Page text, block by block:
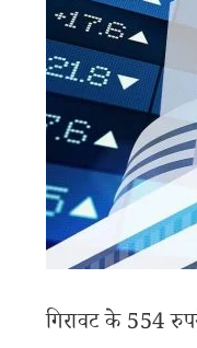
गिरावट के 554